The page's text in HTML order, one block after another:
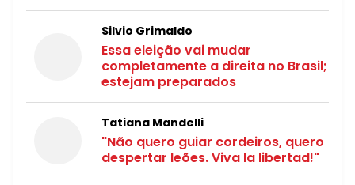
Silvio Grimaldo
Essa eleição vai mudar
completamente a direita no Brasil;
estejam preparados
Tatiana Mandelli
"Não quero guiar cordeiros, quero
despertar leões. Viva la libertad!"